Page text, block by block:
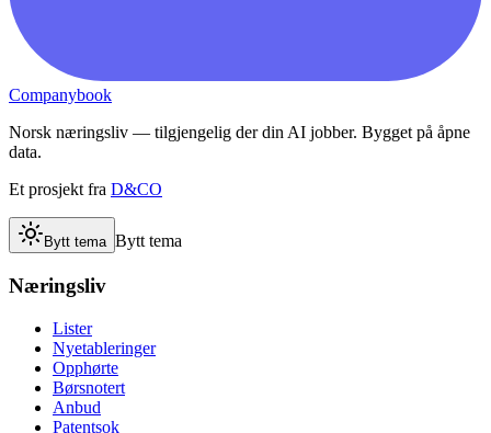
Companybook
Norsk næringsliv — tilgjengelig der din AI jobber. Bygget på åpne
data.
Et prosjekt fra D&CO
Bytt tema Bytt tema
Næringsliv
Lister
Nyetableringer
Opphørte
Børsnotert
Anbud
Patentsok